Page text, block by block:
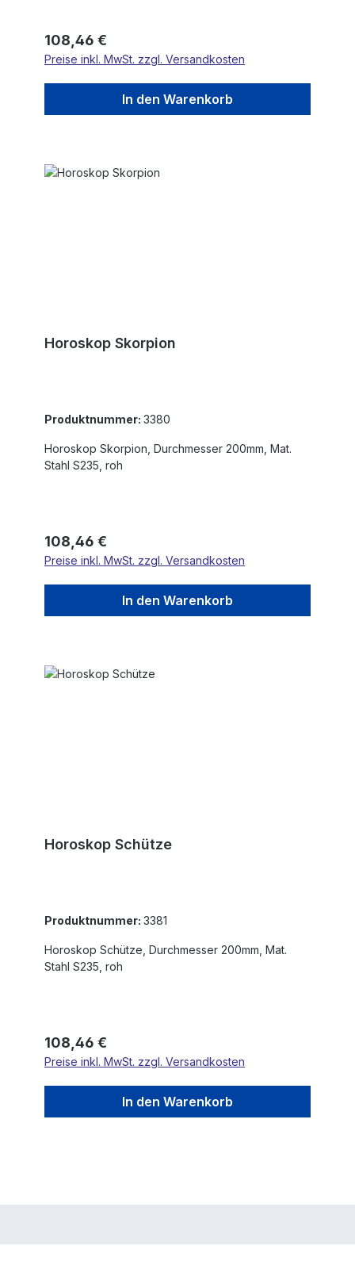
Regulärer Preis:
108,46 €
Preise inkl. MwSt. zzgl. Versandkosten
In den Warenkorb
Horoskop Skorpion
Produktnummer: 3380
Horoskop Skorpion, Durchmesser 200mm, Mat.
Stahl S235, roh
Regulärer Preis:
108,46 €
Preise inkl. MwSt. zzgl. Versandkosten
In den Warenkorb
Horoskop Schütze
Produktnummer: 3381
Horoskop Schütze, Durchmesser 200mm, Mat.
Stahl S235, roh
Regulärer Preis:
108,46 €
Preise inkl. MwSt. zzgl. Versandkosten
In den Warenkorb